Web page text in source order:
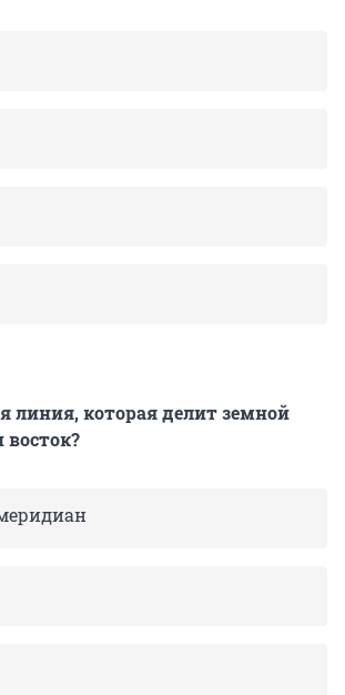
линия, которая делит земной